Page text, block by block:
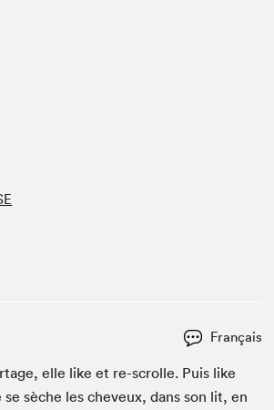
Français
elle like et re-scrolle. Puis like
sèche les cheveux, dans son lit, en